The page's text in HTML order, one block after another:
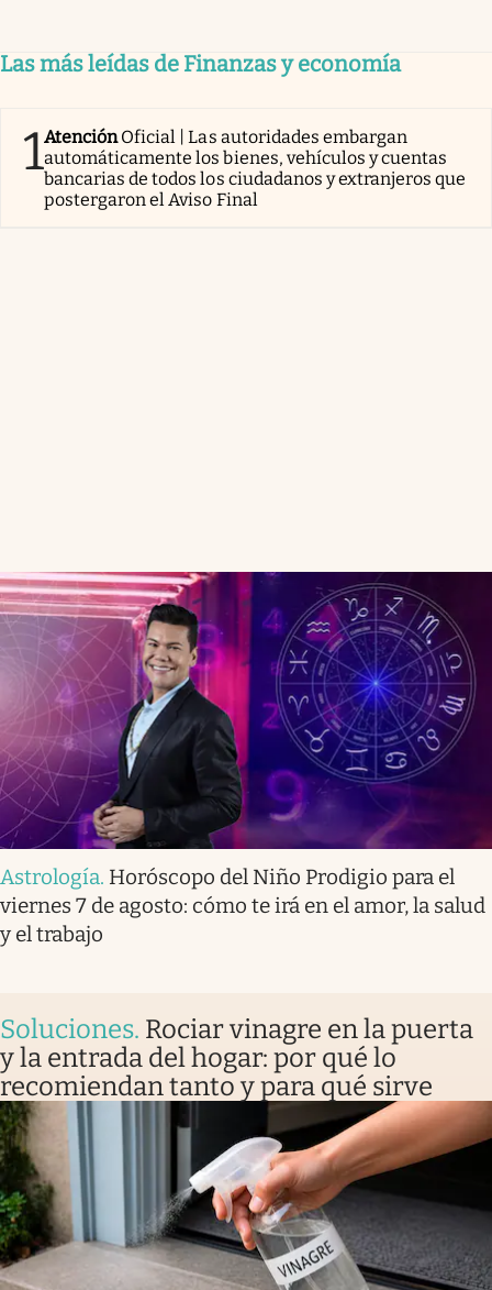
Las más leídas de Finanzas y economía
1AtenciónOficial | Las autoridades embargan
automáticamente los bienes, vehículos y cuentas
bancarias de todos los ciudadanos y extranjeros que
postergaron el Aviso Final
Astrología. Horóscopo del Niño Prodigio para el
viernes 7 de agosto: cómo te irá en el amor, la salud
y el trabajo
Soluciones. Rociar vinagre en la puerta
y la entrada del hogar: por qué lo
recomiendan tanto y para qué sirve